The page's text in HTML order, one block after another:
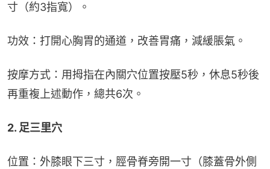
寸（約3指寬）。
功效：打開心胸胃的通道，改善胃痛，減緩脹氣。
按摩方式：用拇指在內關穴位置按壓5秒，休息5秒後
再重複上述動作，總共6次。
2. 足三里穴
位置：外膝眼下三寸，脛骨脊旁開一寸（膝蓋骨外側